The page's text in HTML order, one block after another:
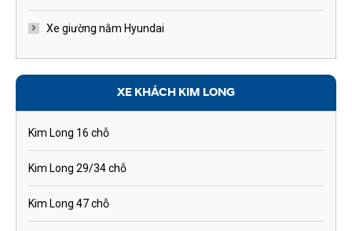
Xe giường nằm Hyundai
XE KHÁCH KIM LONG
Kim Long 16 chỗ
Kim Long 29/34 chỗ
Kim Long 47 chỗ